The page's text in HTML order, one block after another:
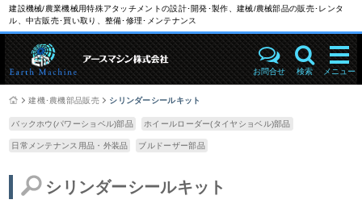
建設機械/農業機械用特殊アタッチメントの設計･開発･製作、建械/農械部品の販売･レンタ
ル、中古販売･買い取り、整備･修理･メンテナンス
お問合せ 検索 メニュー
建機･農機部品販売 シリンダーシールキット
バックホウ(パワーショベル)部品 ホイールローダー(タイヤショベル)部品
日常メンテナンス用品・外装品 ブルドーザー部品
シリンダーシールキット